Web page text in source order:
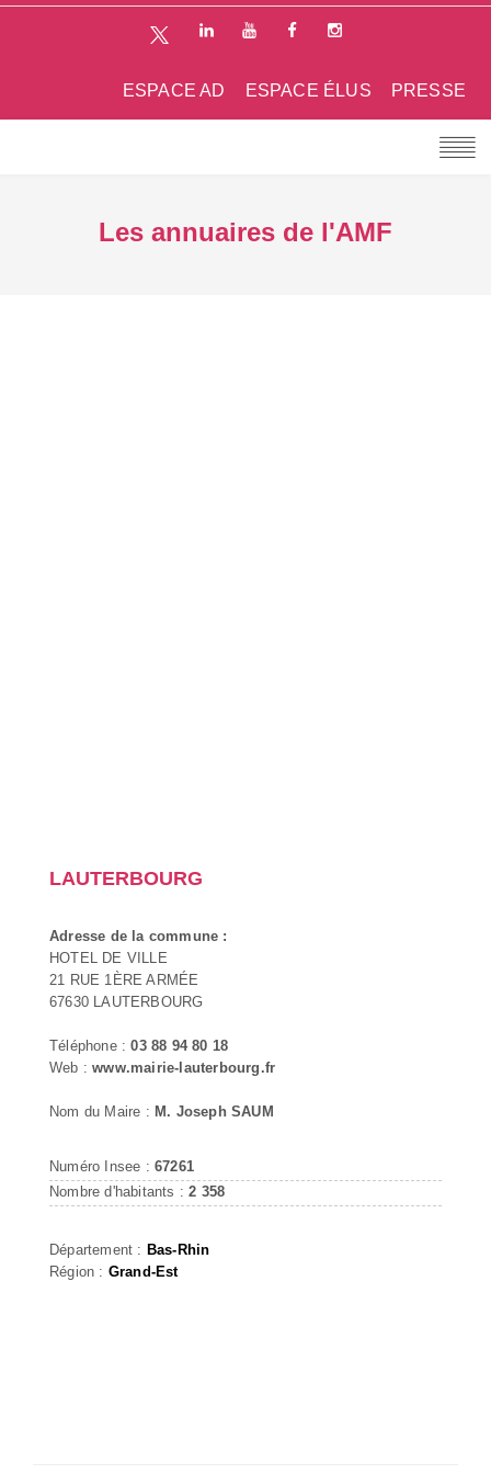
PRESSE
ESPACE ÉLUS
ESPACE AD
Les annuaires de l'AMF
LAUTERBOURG
Adresse de la commune :
HOTEL DE VILLE
21 RUE 1ÈRE ARMÉE
67630 LAUTERBOURG
Téléphone :03 88 94 80 18
Web :www.mairie-lauterbourg.fr
Nom du Maire : M. Joseph SAUM
Numéro Insee : 67261
Nombre d'habitants :2 358
Département : Bas-Rhin
Région : Grand-Est